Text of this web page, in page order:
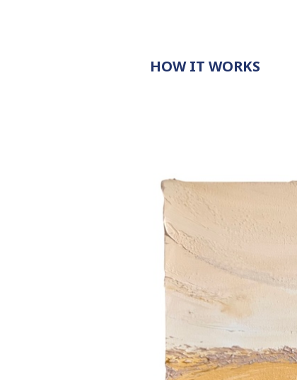
HOW IT WORKS
DOCUMENT
REQUEST